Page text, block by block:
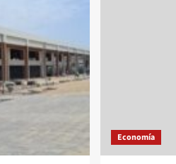
Economía